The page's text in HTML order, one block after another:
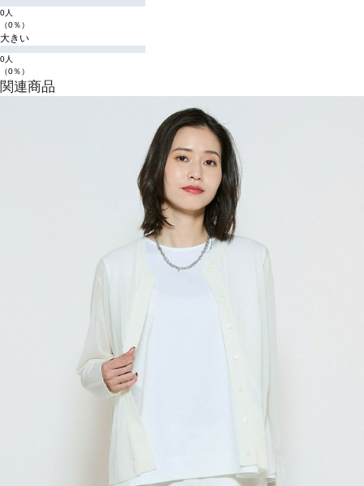
0人
（0％）
大きい
0人
（0％）
関連商品